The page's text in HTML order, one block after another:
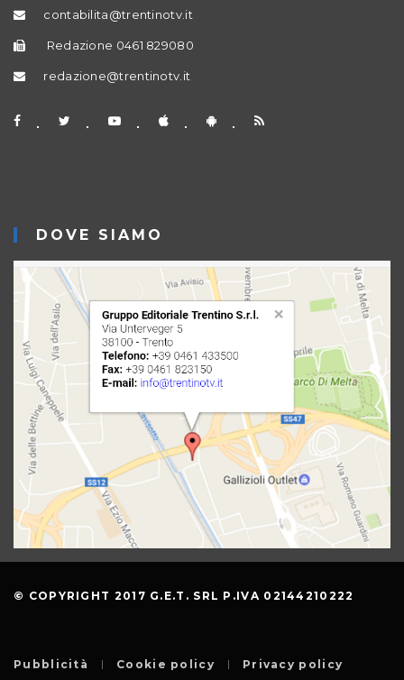
contabilita@trentinotv.it
Redazione 0461 829080
redazione@trentinotv.it
DOVE SIAMO
© COPYRIGHT 2017 G.E.T. SRL P.IVA 02144210222
Pubblicità Cookie policy
Privacy policy